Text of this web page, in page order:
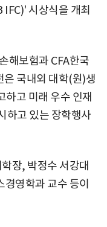
시상식을 개최
해보험과 CFA한국
국내외 대학(원)생
하고 미래 우수 인재
하고 있는 장학행사
장, 박정수 서강대
영학과 교수 등이